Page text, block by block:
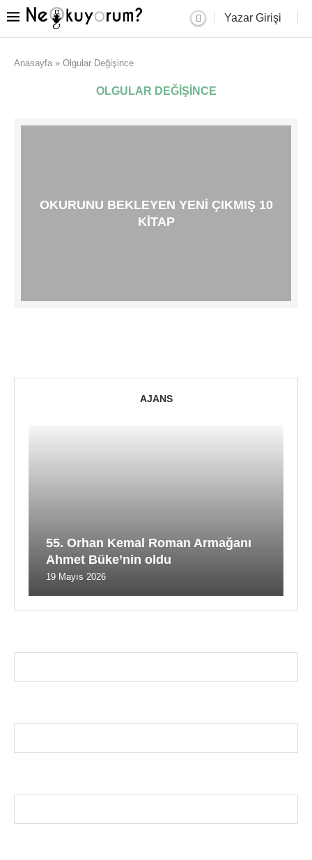
Yazar Girişi
Anasayfa » Olgular Değişince
OLGULAR DEĞIŞINCE
OKURUNU BEKLEYEN YENI ÇIKMIŞ 10
KITAP
AJANS
55. Orhan Kemal Roman Armağanı
Ahmet Büke’nin oldu
19 Mayıs 2026